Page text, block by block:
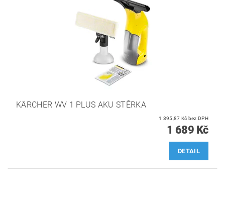
KÄRCHER WV 1 PLUS AKU STĚRKA
1 395,87 Kč bez DPH
1 689 Kč
DETAIL